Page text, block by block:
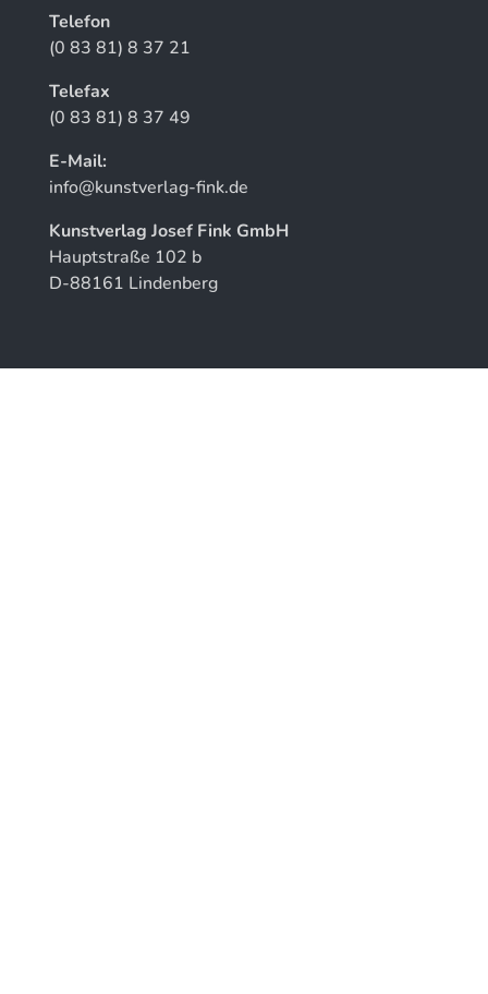
Telefon
(0 83 81) 8 37 21
Telefax
(0 83 81) 8 37 49
E-Mail:
info@kunstverlag-fink.de
Kunstverlag Josef Fink GmbH
Hauptstraße 102 b
D-88161 Lindenberg